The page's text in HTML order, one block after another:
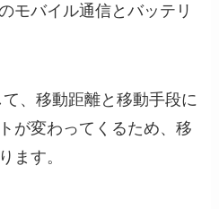
モバイル通信とバッテリ
、移動距離と移動手段に
が変わってくるため、移
ます。